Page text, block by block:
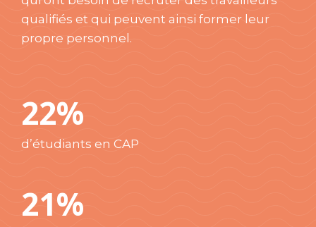
qualifiés et qui peuvent ainsi former leur
propre personnel.
22%
d’étudiants en CAP
21%